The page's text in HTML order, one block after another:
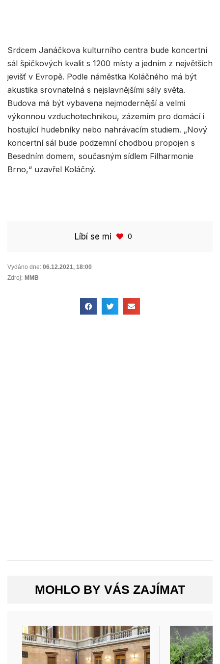
Srdcem Janáčkova kulturního centra bude koncertní
sál špičkových kvalit s 1200 místy a jedním z největších
jevišť v Evropě. Podle náměstka Koláčného má být
akustika srovnatelná s nejslavnějšími sály světa.
Budova má být vybavena nejmodernější a velmi
výkonnou vzduchotechnikou, zázemím pro domácí i
hostující hudebníky nebo nahrávacím studiem. „Nový
koncertní sál bude podzemní chodbou propojen s
Besedním domem, současným sídlem Filharmonie
Brno,“ uzavřel Koláčný.
Líbí se mi 0
Vydáno dne: 06.12.2021, 18:00
Zdroj: MMB
MOHLO BY VÁS ZAJÍMAT